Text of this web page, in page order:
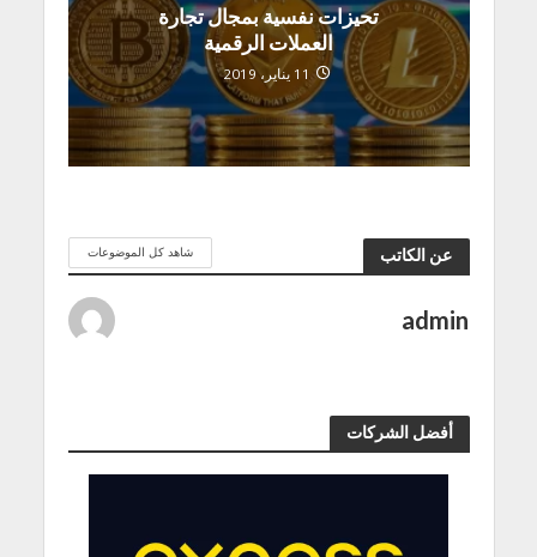
تحيزات نفسية بمجال تجارة
العملات الرقمية
11 يناير، 2019
عن الكاتب شاهد كل الموضوعات
admin
أفضل الشركات